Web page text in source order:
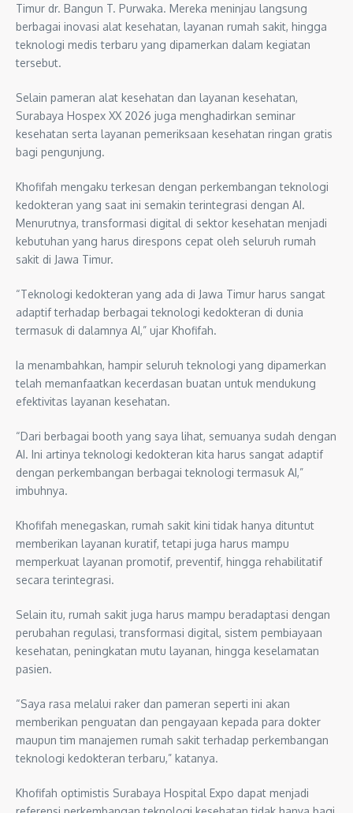
Timur dr. Bangun T. Purwaka. Mereka meninjau langsung
berbagai inovasi alat kesehatan, layanan rumah sakit, hingga
teknologi medis terbaru yang dipamerkan dalam kegiatan
tersebut.
Selain pameran alat kesehatan dan layanan kesehatan,
Surabaya Hospex XX 2026 juga menghadirkan seminar
kesehatan serta layanan pemeriksaan kesehatan ringan gratis
bagi pengunjung.
Khofifah mengaku terkesan dengan perkembangan teknologi
kedokteran yang saat ini semakin terintegrasi dengan AI.
Menurutnya, transformasi digital di sektor kesehatan menjadi
kebutuhan yang harus direspons cepat oleh seluruh rumah
sakit di Jawa Timur.
“Teknologi kedokteran yang ada di Jawa Timur harus sangat
adaptif terhadap berbagai teknologi kedokteran di dunia
termasuk di dalamnya AI,” ujar Khofifah.
Ia menambahkan, hampir seluruh teknologi yang dipamerkan
telah memanfaatkan kecerdasan buatan untuk mendukung
efektivitas layanan kesehatan.
“Dari berbagai booth yang saya lihat, semuanya sudah dengan
AI. Ini artinya teknologi kedokteran kita harus sangat adaptif
dengan perkembangan berbagai teknologi termasuk AI,”
imbuhnya.
Khofifah menegaskan, rumah sakit kini tidak hanya dituntut
memberikan layanan kuratif, tetapi juga harus mampu
memperkuat layanan promotif, preventif, hingga rehabilitatif
secara terintegrasi.
Selain itu, rumah sakit juga harus mampu beradaptasi dengan
perubahan regulasi, transformasi digital, sistem pembiayaan
kesehatan, peningkatan mutu layanan, hingga keselamatan
pasien.
“Saya rasa melalui raker dan pameran seperti ini akan
memberikan penguatan dan pengayaan kepada para dokter
maupun tim manajemen rumah sakit terhadap perkembangan
teknologi kedokteran terbaru,” katanya.
Khofifah optimistis Surabaya Hospital Expo dapat menjadi